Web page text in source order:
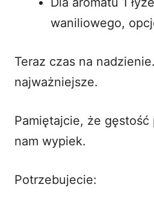
waniliowego,
Teraz czas na
najważniejsze.
Pamiętajcie, że gęstość
nam wypiek.
Potrzebujecie: